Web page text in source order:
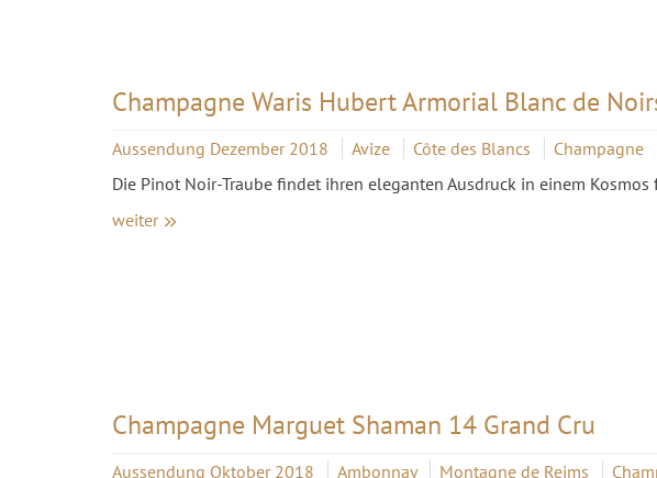
Champagne Waris Hubert Armorial Blanc de
Aussendung Dezember 2018 Avize Côte des Blancs
Champagne
Die Pinot Noir-Traube findet ihren eleganten Ausdruck in einem
weiter
Champagne Marguet Shaman 14 Grand Cru
Aussendung Oktober 2018 Ambonnay Montagne de Reims